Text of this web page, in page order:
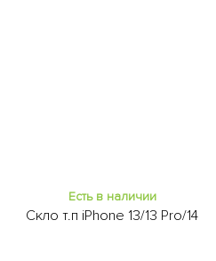
Есть в наличии
Скло т.п iPhone 13/13 Pro/14